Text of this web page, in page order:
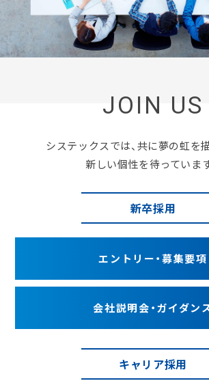
JOIN US
システックスでは、共に夢の虹を
新しい個性を待っています
新卒採用
エントリー・募集要項
会社説明会・ガイダン
キャリア採用